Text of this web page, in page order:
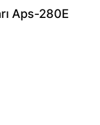
Aps-280E